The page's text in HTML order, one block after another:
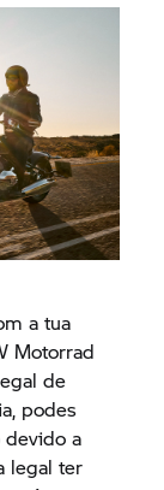
a tua
Motorrad
de
podes
devido a
legal ter